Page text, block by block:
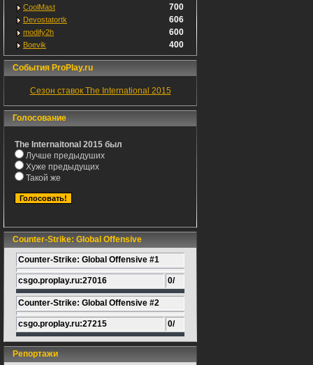
CoolMast 700
Devostatortk 606
modify2h 600
Boevik 400
События ProPlay.ru
Сезон ставок The International 2015
Голосование
The Internaitonal 2015 был
Лучше предыдуших
Хуже предыдущих
Такой же
Counter-Strike: Global Offensive
Counter-Strike: Global Offensive #1
csgo.proplay.ru:27016 0/
Counter-Strike: Global Offensive #2
csgo.proplay.ru:27215 0/
Репортажи